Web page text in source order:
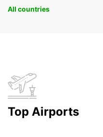
All countries
Top Airports